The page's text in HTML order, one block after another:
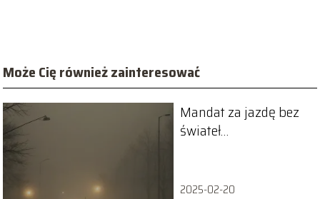
Może Cię również zainteresować
Mandat za jazdę bez
świateł
grozi?
2025-02-20